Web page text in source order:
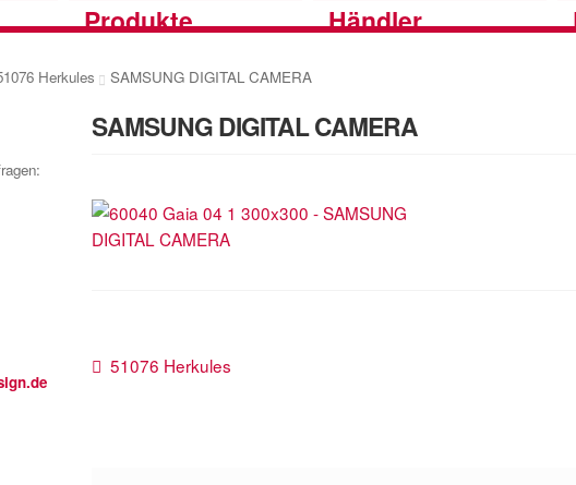
Produkte Händler
Herkules SAMSUNG DIGITAL CAMERA
SAMSUNG DIGITAL CAMERA
Beitragsnavigation
Vorheriger
51076 Herkules